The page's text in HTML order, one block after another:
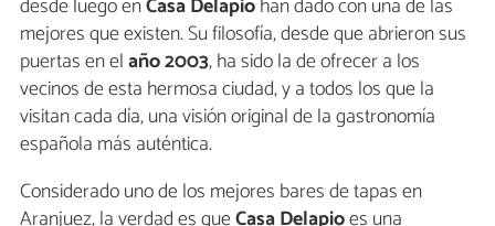
desde luego enCasa Delapiohan dado con una de las
mejores que existen. Su filosofía, desde que abrieron sus
puertas en elaño 2003, ha sido la de ofrecer a los
vecinos de esta hermosa ciudad, y a todos los que la
visitan cada día, una visión original de la gastronomía
española más auténtica.
Considerado uno de los mejores bares de tapas en